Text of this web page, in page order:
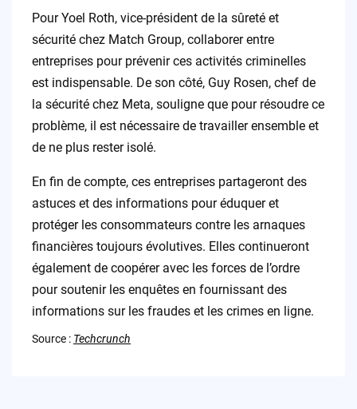
Pour Yoel Roth, vice-président de la sûreté et
sécurité chez Match Group, collaborer entre
entreprises pour prévenir ces activités criminelles
est indispensable. De son côté, Guy Rosen, chef de
la sécurité chez Meta, souligne que pour résoudre ce
problème, il est nécessaire de travailler ensemble et
de ne plus rester isolé.
En fin de compte, ces entreprises partageront des
astuces et des informations pour éduquer et
protéger les consommateurs contre les arnaques
financières toujours évolutives. Elles continueront
également de coopérer avec les forces de l’ordre
pour soutenir les enquêtes en fournissant des
informations sur les fraudes et les crimes en ligne.
Source : Techcrunch